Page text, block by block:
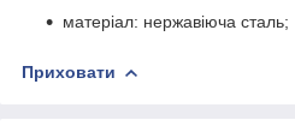
матеріал: нержавіюча сталь;
Приховати